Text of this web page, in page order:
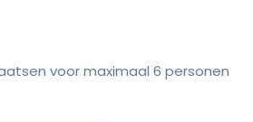
voor maximaal 6 personen